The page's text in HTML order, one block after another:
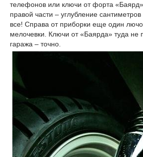
телефонов или ключи от форта «Баярд»
правой части – углубление
все! Справа от приборки еще один
мелочевки. Ключи от «Баярда» туда не
гаража – точно.